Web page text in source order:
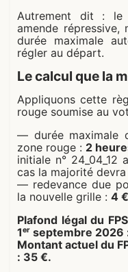
Autrement dit : le
amende
durée maximale
régler au départ.
Le calcul que la
Appliquons cette
rouge soumise au
— durée maximale
zone rouge : 2
initiale n° 24_04_12
cas la majorité
— redevance due
la nouvelle grille : 4 €
Plafond légal du
1ᵉʳ septembre 2026
Montant actuel du
: 35 €.